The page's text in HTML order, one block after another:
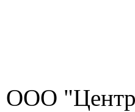
ООО "Центр